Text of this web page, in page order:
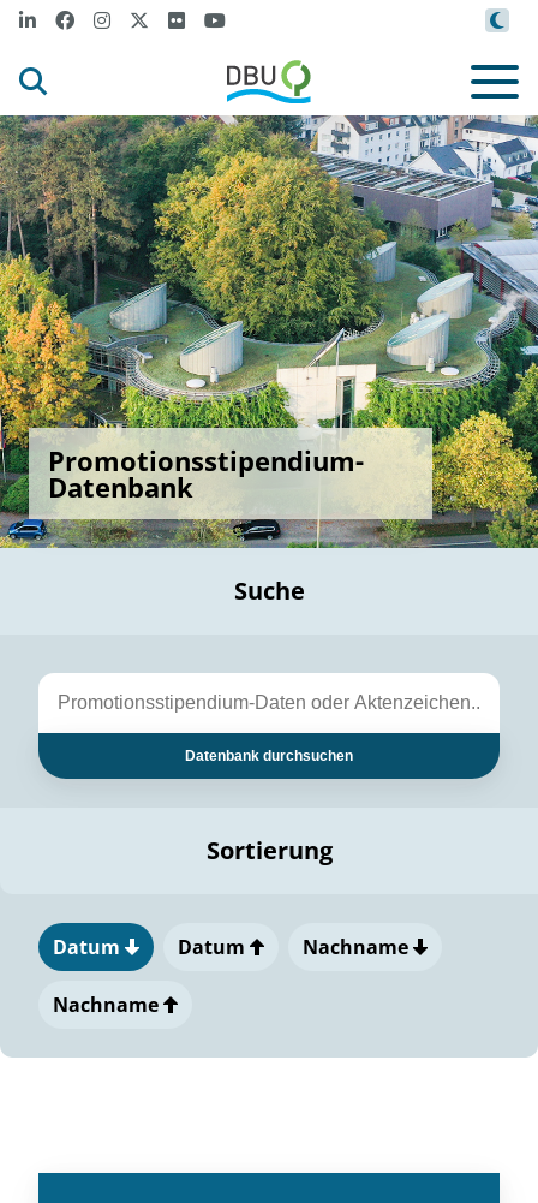
Promotionsstipendium-
Datenbank
Suche
Datenbank durchsuchen
Sortierung
Datum Datum Nachname
Nachname